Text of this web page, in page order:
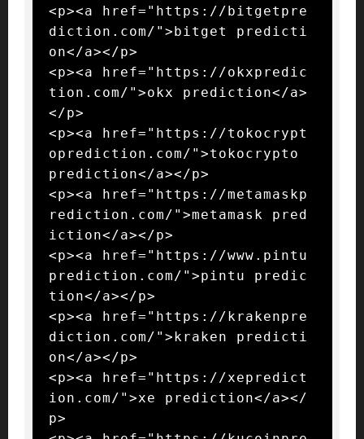
<p><a href="https://bitgetpre
diction.com/">bitget predicti
on</a></p>
<p><a href="https://okxpredic
tion.com/">okx prediction</a>
</p>
<p><a href="https://tokocrypt
oprediction.com/">tokocrypto
prediction</a></p>
<p><a href="https://metamaskp
rediction.com/">metamask pred
iction</a></p>
<p><a href="https://www.pintu
prediction.com/">pintu predic
tion</a></p>
<p><a href="https://krakenpre
diction.com/">kraken predicti
on</a></p>
<p><a href="https://xepredict
ion.com/">xe prediction</a></
p>